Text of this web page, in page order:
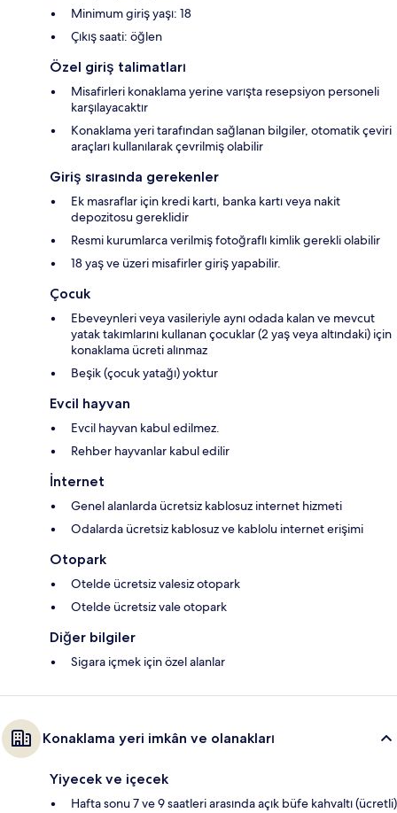
Minimum giriş yaşı: 18
Çıkış saati: öğlen
Özel giriş talimatları
Misafirleri konaklama yerine varışta resepsiyon personeli
karşılayacaktır
Konaklama yeri tarafından sağlanan bilgiler, otomatik çeviri
araçları kullanılarak çevrilmiş olabilir
Giriş sırasında gerekenler
Ek masraflar için kredi kartı, banka kartı veya nakit
depozitosu gereklidir
Resmi kurumlarca verilmiş fotoğraflı kimlik gerekli olabilir
18 yaş ve üzeri misafirler giriş yapabilir.
Çocuk
Ebeveynleri veya vasileriyle aynı odada kalan ve mevcut
yatak takımlarını kullanan çocuklar (2 yaş veya altındaki) için
konaklama ücreti alınmaz
Beşik (çocuk yatağı) yoktur
Evcil hayvan
Evcil hayvan kabul edilmez.
Rehber hayvanlar kabul edilir
İnternet
Genel alanlarda ücretsiz kablosuz internet hizmeti
Odalarda ücretsiz kablosuz ve kablolu internet erişimi
Otopark
Otelde ücretsiz valesiz otopark
Otelde ücretsiz vale otopark
Diğer bilgiler
Sigara içmek için özel alanlar
Konaklama yeri imkân ve olanakları
Yiyecek ve içecek
Hafta sonu 7 ve 9 saatleri arasında açık büfe kahvaltı (ücretli)